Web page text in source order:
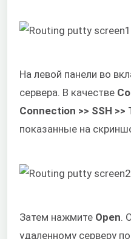
На левой панели во
сервера. В качестве
Connection >> SSH >>
показанные на
Затем нажмите Open.
удаленному серверу